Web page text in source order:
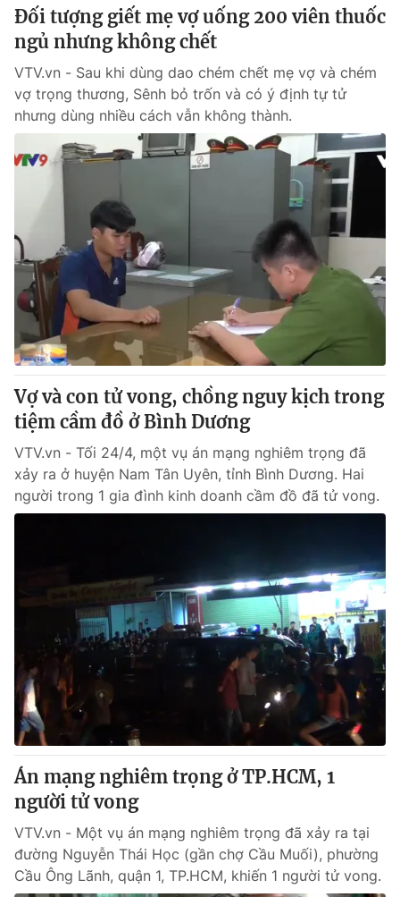
Đối tượng giết mẹ vợ uống 200 viên thuốc
ngủ nhưng không chết
VTV.vn - Sau khi dùng dao chém chết mẹ vợ và chém
vợ trọng thương, Sênh bỏ trốn và có ý định tự tử
nhưng dùng nhiều cách vẫn không thành.
Vợ và con tử vong, chồng nguy kịch trong
tiệm cầm đồ ở Bình Dương
VTV.vn - Tối 24/4, một vụ án mạng nghiêm trọng đã
xảy ra ở huyện Nam Tân Uyên, tỉnh Bình Dương. Hai
người trong 1 gia đình kinh doanh cầm đồ đã tử vong.
Án mạng nghiêm trọng ở TP.HCM, 1
người tử vong
VTV.vn - Một vụ án mạng nghiêm trọng đã xảy ra tại
đường Nguyễn Thái Học (gần chợ Cầu Muối), phường
Cầu Ông Lãnh, quận 1, TP.HCM, khiến 1 người tử vong.